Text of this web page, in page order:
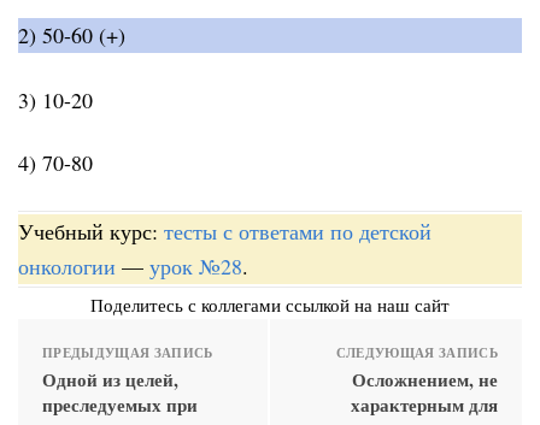
2) 50-60 (+)
3) 10-20
4) 70-80
Учебный курс: тесты с ответами по детской
онкологии — урок №28.
Поделитесь с коллегами ссылкой на наш сайт
ПРЕДЫДУЩАЯ ЗАПИСЬ
Одной из целей,
преследуемых при
СЛЕДУЮЩАЯ ЗАПИСЬ
Осложнением, не
характерным для